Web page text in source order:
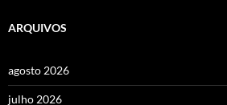
ARQUIVOS
agosto 2026
julho 2026